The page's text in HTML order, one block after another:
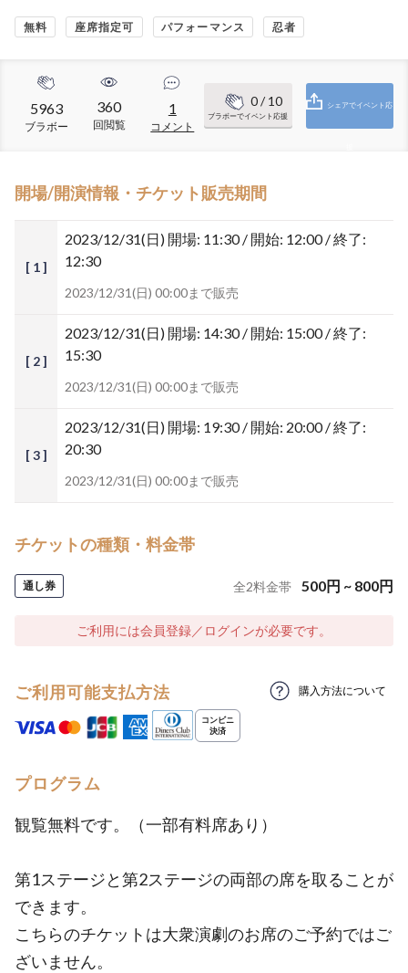
無料 座席指定可 パフォーマンス 忍者
5963
ブラボー
360
回閲覧
1
コメント
0/ 10
ブラボーでイベント応援
シェアでイベント応
開場/開演情報・チケット販売期間
[ 1 ]
2023/12/31(日) 開場: 11:30 / 開始: 12:00 / 終了:
12:30
2023/12/31(日) 00:00まで販売
[ 2 ]
2023/12/31(日) 開場: 14:30 / 開始: 15:00 / 終了:
15:30
2023/12/31(日) 00:00まで販売
[ 3 ]
2023/12/31(日) 開場: 19:30 / 開始: 20:00 / 終了:
20:30
2023/12/31(日) 00:00まで販売
チケットの種類・料金帯
通し券 全2料金帯 500円 ~ 800円
ご利用には会員登録／ログインが必要です。
ご利用可能支払方法 購入方法について
プログラム
観覧無料です。（一部有料席あり）
第1ステージと第2ステージの両部の席を取ることが
できます。
こちらのチケットは大衆演劇のお席のご予約ではご
ざいません。